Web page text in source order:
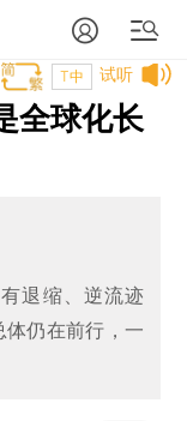
试听
T中
全球化长
退缩、逆流迹
仍在前行，一